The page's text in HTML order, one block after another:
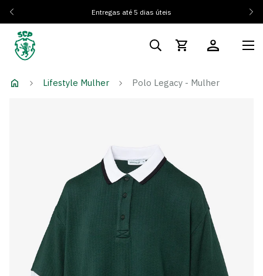
Entregas até 5 dias úteis
Lifestyle Mulher Polo Legacy - Mulher